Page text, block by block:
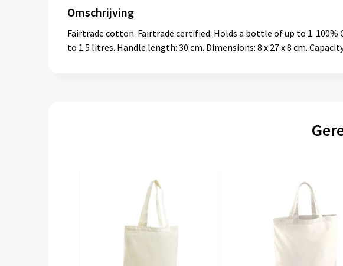
Omschrijving
Fairtrade cotton. Fairtrade certified. Holds a bottle of up to 1.
to 1.5 litres. Handle length: 30 cm. Dimensions: 8 x 27 x 8 cm.